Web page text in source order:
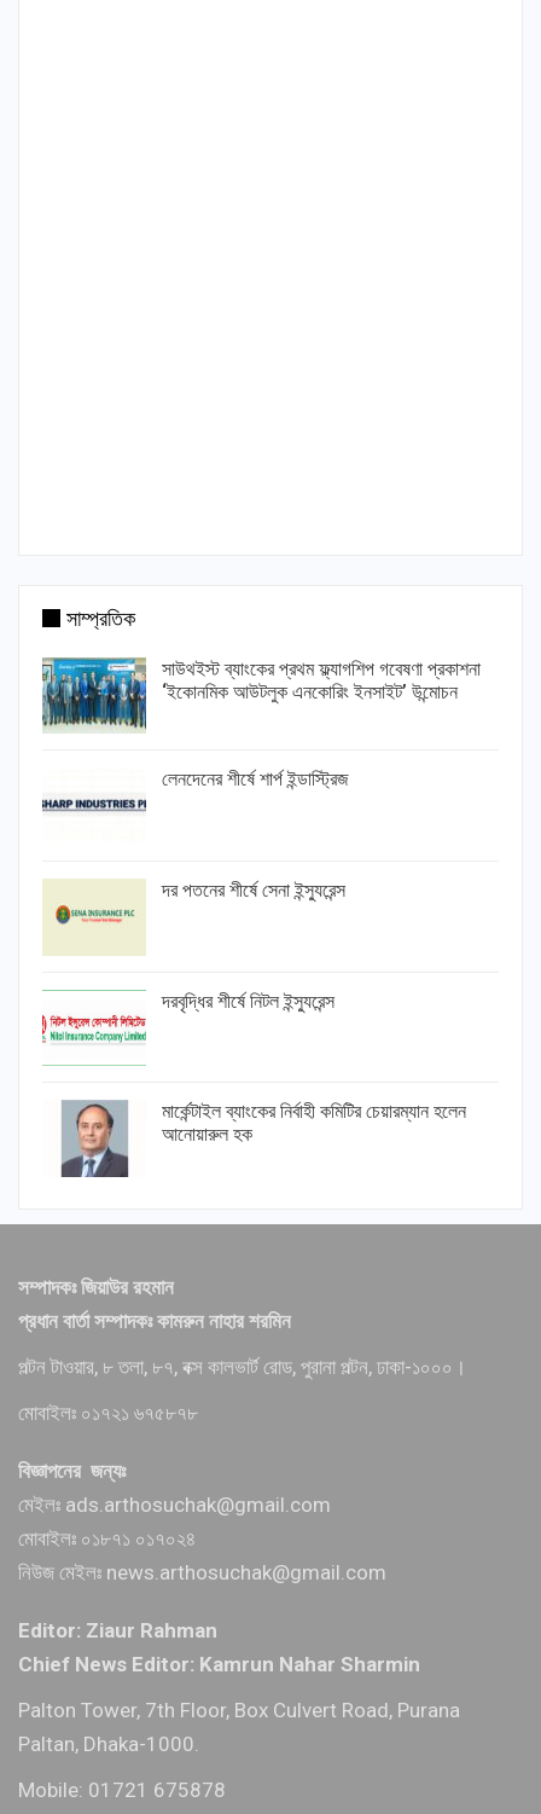
সাম্প্রতিক
সাউথইস্ট ব্যাংকের প্রথম ফ্ল্যাগশিপ গবেষণা প্রকাশনা
‘ইকোনমিক আউটলুক এনকোরিং ইনসাইট’ উন্মোচন
লেনদেনের শীর্ষে শার্প ইন্ডাস্ট্রিজ
দর পতনের শীর্ষে সেনা ইন্স্যুরেন্স
দরবৃদ্ধির শীর্ষে নিটল ইন্স্যুরেন্স
মার্কেন্টাইল ব্যাংকের নির্বাহী কমিটির চেয়ারম্যান হলেন
আনোয়ারুল হক
সম্পাদকঃ জিয়াউর রহমান
প্রধান বার্তা সম্পাদকঃ কামরুন নাহার শরমিন
পল্টন টাওয়ার, ৮ তলা, ৮৭, বক্স কালভার্ট রোড, পুরানা পল্টন, ঢাকা-১০০০।
মোবাইলঃ ০১৭২১ ৬৭৫৮৭৮
বিজ্ঞাপনের জন্যঃ
মেইলঃ ads.arthosuchak@gmail.com
মোবাইলঃ ০১৮৭১ ০১৭০২৪
নিউজ মেইলঃ news.arthosuchak@gmail.com
Editor: Ziaur Rahman
Chief News Editor: Kamrun Nahar Sharmin
Palton Tower, 7th Floor, Box Culvert Road, Purana
Paltan, Dhaka-1000.
Mobile: 01721 675878